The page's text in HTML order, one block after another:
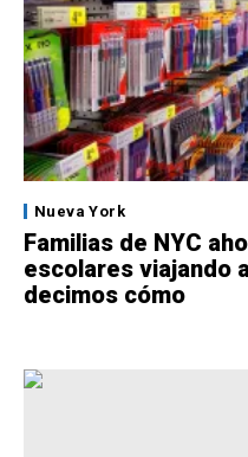
Nueva York
Familias de NYC
escolares viajando
decimos cómo